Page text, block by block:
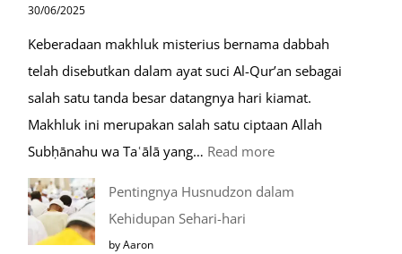
Mustajab
30/06/2025
Keberadaan makhluk misterius bernama dabbah
telah disebutkan dalam ayat suci Al-Qur’an sebagai
salah satu tanda besar datangnya hari kiamat.
Makhluk ini merupakan salah satu ciptaan Allah
Subḥānahu wa Taʿālā yang… Read more:
Pentingnya Husnudzon dalam
Kehidupan Sehari-hari
by Aaron